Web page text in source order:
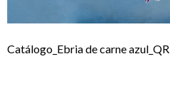
Catálogo_Ebria de carne azul_QR